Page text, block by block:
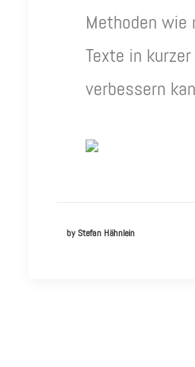
Methoden wie
Texte in
verbessern
by Stefan Hähnlein